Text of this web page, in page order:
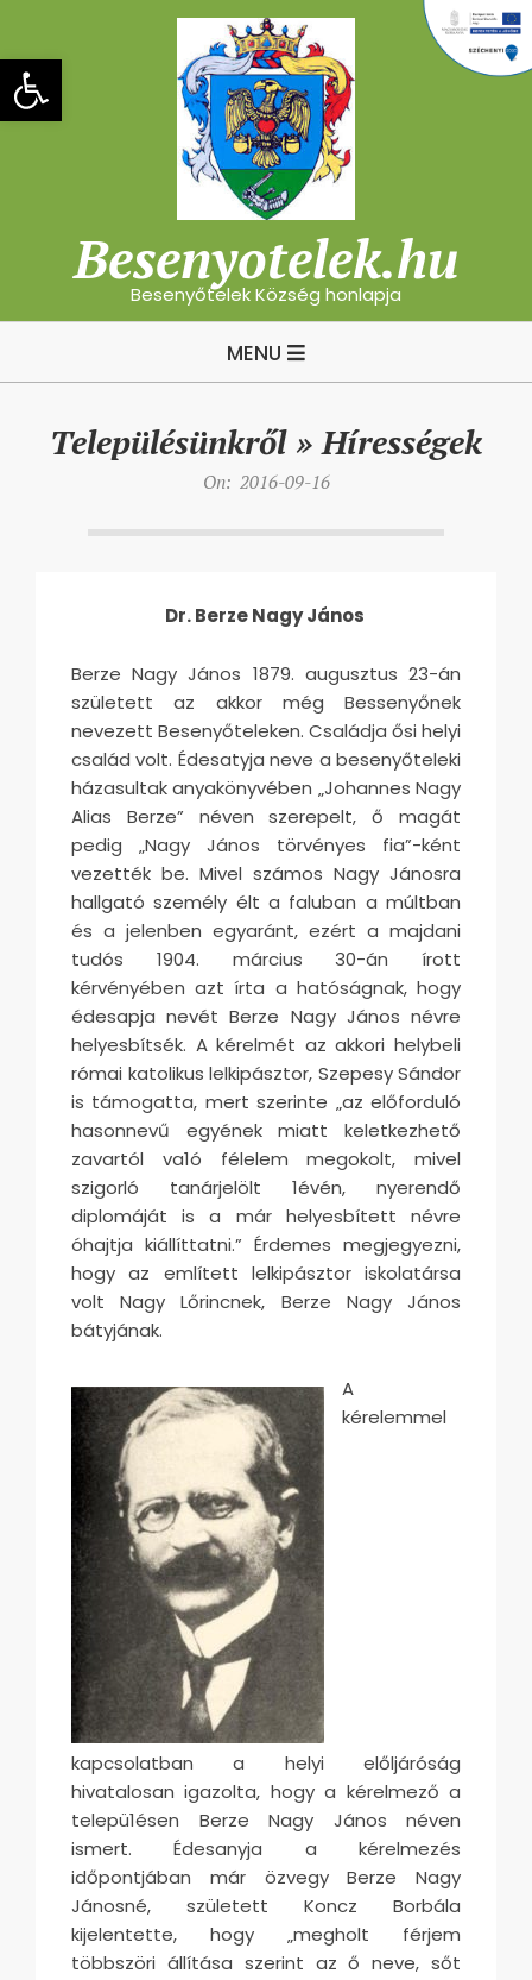
Eszköztár megnyitása
content
Besenyotelek.hu
Besenyőtelek Község honlapja
MENU
Településünkről »Hírességek
On: 2016-09-16
Dr. Berze Nagy János
Berze Nagy János 1879. augusztus 23-án
született az akkor még Bessenyőnek
nevezett Besenyőteleken. Családja ősi helyi
család volt. Édesatyja neve a besenyőteleki
házasultak anyakönyvében „Johannes Nagy
Alias Berze” néven szerepelt, ő magát
pedig „Nagy János törvényes fia”-ként
vezették be. Mivel számos Nagy Jánosra
hallgató személy élt a faluban a múltban
és a jelenben egyaránt, ezért a majdani
tudós 1904. március 30-án írott
kérvényében azt írta a hatóságnak, hogy
édesapja nevét Berze Nagy János névre
helyesbítsék. A kérelmét az akkori helybeli
római katolikus lelkipásztor, Szepesy Sándor
is támogatta, mert szerinte „az előforduló
hasonnevű egyének miatt keletkezhető
zavartól va1ó félelem megokolt, mivel
szigorló tanárjelölt 1évén, nyerendő
diplomáját is a már helyesbített névre
óhajtja kiállíttatni.” Érdemes megjegyezni,
hogy az említett lelkipásztor iskolatársa
volt Nagy Lőrincnek, Berze Nagy János
bátyjának.
A
kérelemmel
kapcsolatban a helyi előljáróság
hivatalosan igazolta, hogy a kérelmező a
telepü1ésen Berze Nagy János néven
ismert. Édesanyja a kérelmezés
időpontjában már özvegy Berze Nagy
Jánosné, született Koncz Borbála
kijelentette, hogy „megholt férjem
többszöri állítása szerint az ő neve, sőt